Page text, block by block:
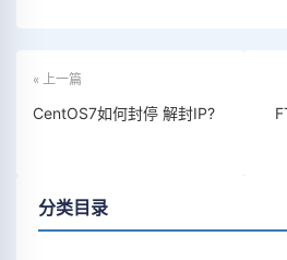
« 上一篇
CentOS7如何封停 解封IP?
分类目录